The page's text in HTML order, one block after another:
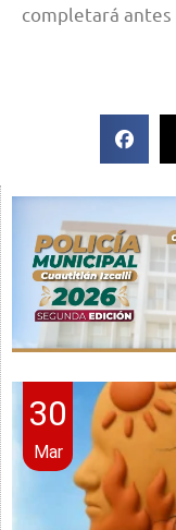
completará antes
30
Mar